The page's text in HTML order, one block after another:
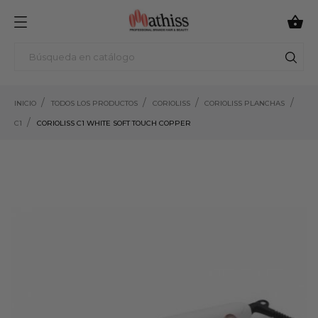

INICIO TODOS LOS PRODUCTOS CORIOLISS CORIOLISS PLANCHAS
C1 CORIOLISS C1 WHITE SOFT TOUCH COPPER